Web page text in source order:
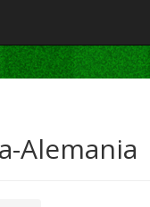
Alemania